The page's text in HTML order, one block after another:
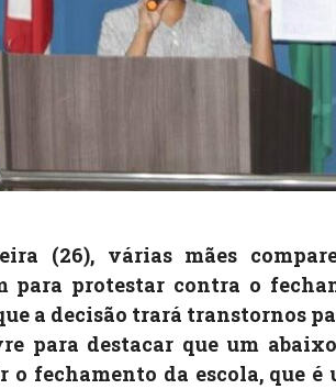
(26), várias mães
para protestar contra o
a decisão trará transtornos
para destacar que um
fechamento da escola, que é